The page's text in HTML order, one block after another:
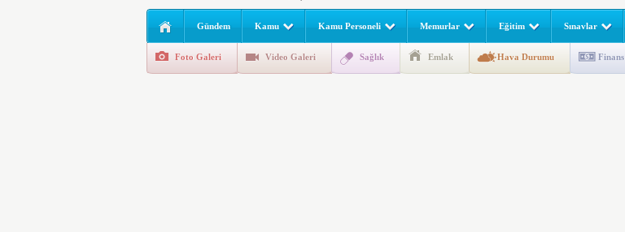
2026 Yılı Norm Güncellemeleri Başladı! Öğretmenler Nelere Dikkat Etmeli?
E-Devlet Unutulan Para Sorgulaması Başladı: Unuttuğunuz Paralar Ortaya Çıkabilir, Mirasçıları
Gündem Kamu Kamu Personeli Memurlar Eğitim Sınavlar
Foto Galeri Video Galeri Sağlık Emlak Hava Durumu Finans